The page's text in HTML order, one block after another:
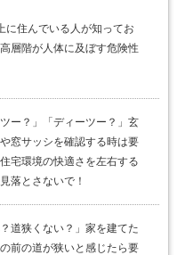
に住んでいる人が知ってお
層階が人体に及ぼす危険性
ツー？」「ディーツー？」玄
窓サッシを確認する時は要
宅環境の快適さを左右する
落とさないで！
？道狭くない？」家を建てた
前の道が狭いと感じたら要